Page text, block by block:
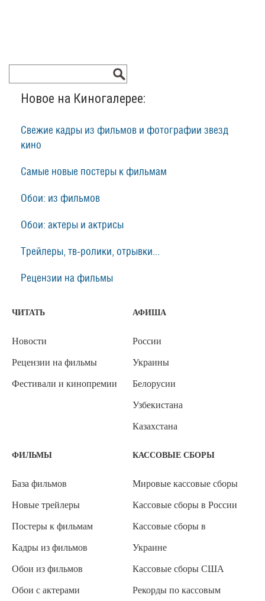
Новое на Киногалерее:
Свежие кадры из фильмов и фотографии звезд
кино
Самые новые постеры к фильмам
Обои: из фильмов
Обои: актеры и актрисы
Трейлеры, тв-ролики, отрывки...
Рецензии на фильмы
ЧИТАТЬ
Новости
Рецензии на фильмы
Фестивали и кинопремии
АФИША
России
Украины
Белорусии
Узбекистана
Казахстана
ФИЛЬМЫ
База фильмов
Новые трейлеры
Постеры к фильмам
Кадры из фильмов
Обои из фильмов
Обои с актерами
КАССОВЫЕ СБОРЫ
Мировые кассовые сборы
Кассовые сборы в России
Кассовые сборы в
Украине
Кассовые сборы США
Рекорды по кассовым